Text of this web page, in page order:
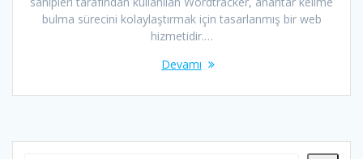
bulma sürecini kolaylaştırmak için tasarlanmış bir web
hizmetidir.…
Devamı